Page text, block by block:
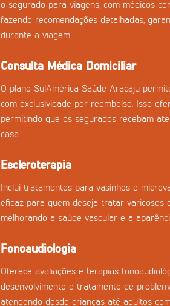
o segurado para viagens, com médicos
fazendo recomendações detalhadas,
durante a viagem.
Consulta Médica Domiciliar
O plano SulAmérica Saúde Aracaju
com exclusividade por reembolso. Isso
permitindo que os segurados recebam
casa.
Escleroterapia
Inclui tratamentos para vasinhos e
eficaz para quem deseja tratar varicoses
melhorando a saúde vascular e a
Fonoaudiologia
Oferece avaliações e terapias
desenvolvimento e tratamento de
atendendo desde crianças até adultos